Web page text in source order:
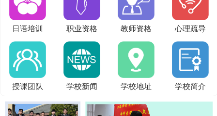
日语培训 职业资格 教师资格 心理疏导
授课团队 学校新闻 学校地址 学校简介